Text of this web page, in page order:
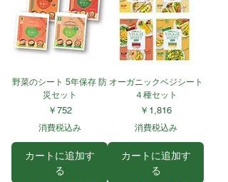
野菜のシート 5年保存 防
災セット
価格
￥752
消費税込み
カートに追加す
る
オーガニックベジシート
４種セット
価格
￥1,816
消費税込み
カートに追加す
る